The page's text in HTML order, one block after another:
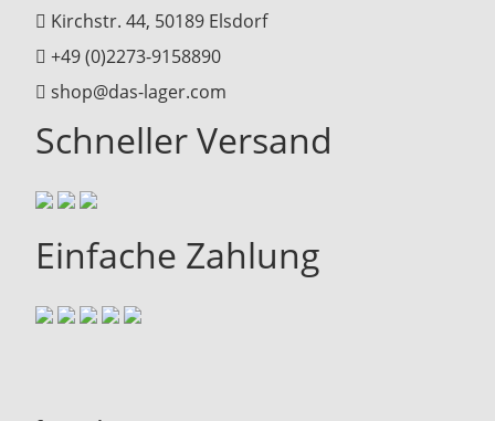
Kirchstr. 44, 50189 Elsdorf
+49 (0)2273-9158890
shop@das-lager.com
Schneller Versand
Einfache Zahlung